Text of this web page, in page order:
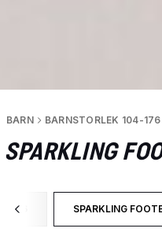
BARN BARNSTORLEK 104-176
SPARKLING
176 BARNSTORLEK 104-176
SPARKLING
VALD FÖR